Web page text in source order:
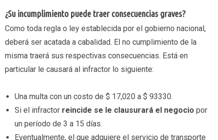
¿Su incumplimiento puede traer consecuencias graves?
Como toda regla o ley establecida por el gobierno nacional,
deberá ser acatada a cabalidad. El no cumplimiento de la
misma traerá sus respectivas consecuencias. Está en
particular le causará al infractor lo siguiente:
Una multa con un costo de $ 17,020 a $ 93330.
Si el infractor reincide se le clausurará el negocio por
un período de 3 a 15 días.
Eventualmente, el que adquiere el servicio de transporte